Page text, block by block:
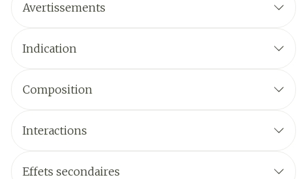
Avertissements
Indication
Composition
Interactions
Effets secondaires